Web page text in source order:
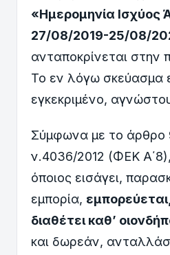
«Ημερομηνία Ισχύος
27/08/2019-25/08/
ανταποκρίνεται στην
Το εν λόγω σκεύασμα
εγκεκριμένο,
Σύμφωνα με το άρθρο
ν.4036/2012 (ΦΕΚ
όποιος εισάγει,
εμπορία,
διαθέτει καθ’
και δωρεάν,